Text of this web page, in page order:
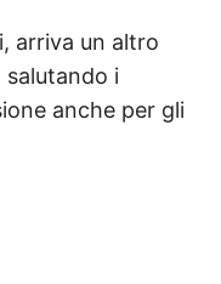
arriva un altro
salutando i
anche per gli